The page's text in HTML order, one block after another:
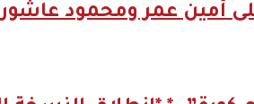
أمين عمر ومحمود عاشور